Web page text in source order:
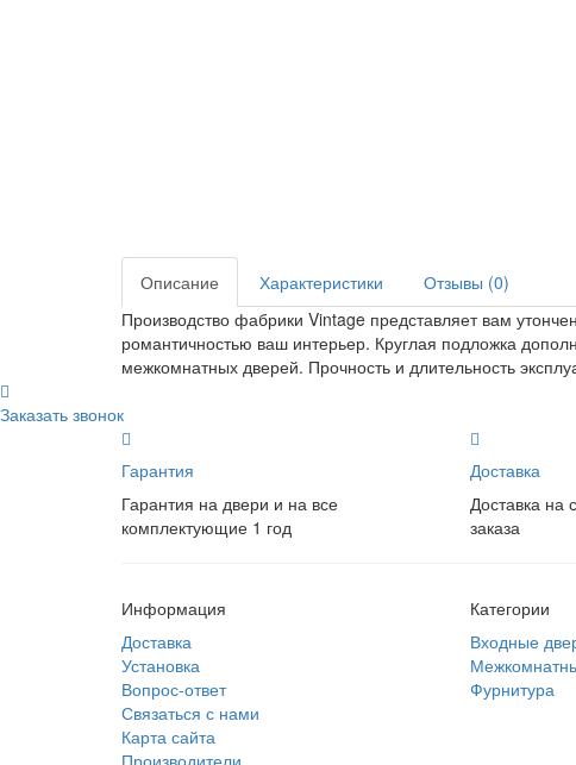
Описание
Характеристики
Отзывы (0)
Производство фабрики Vintage представляет вам
романтичностью ваш интерьер. Круглая подложка
межкомнатных дверей. Прочность и длительность
Заказать звонок
Гарантия
Гарантия на двери и на все
комплектующие 1 год
Доставка
Доставка на
заказа
Информация
Доставка
Установка
Вопрос-ответ
Связаться с нами
Карта сайта
Производители
Категории
Входные
Фурнитура